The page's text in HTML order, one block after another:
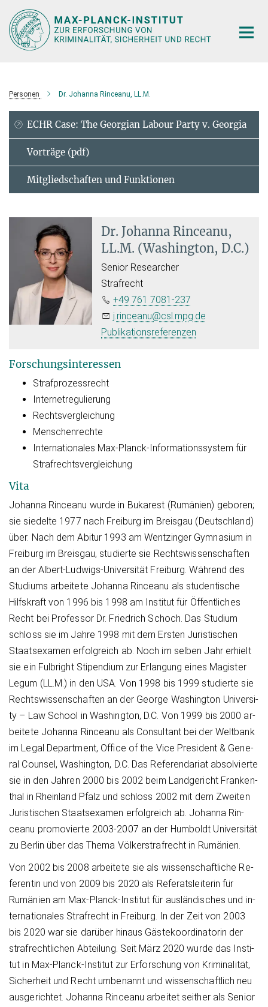
Hauptinhalt
Personen Dr. Johanna Rinceanu, LL.M.
ECHR Case: The Georgian Labour Party v. Georgia
Vorträge (pdf)
Mitgliedschaften und Funktionen
Dr. Johanna Rinceanu,
LL.M. (Washington, D.C.)
Senior Researcher
Strafrecht
+49 761 7081-237
j.rinceanu@csl.mpg.de
Publikationsreferenzen
Forschungsinteressen
Strafprozessrecht
Internetregulierung
Rechtsvergleichung
Menschenrechte
Internationales Max-Planck-Informationssystem für
Strafrechtsvergleichung
Vita
Jo­han­na Rin­cea­nu wur­de in Bu­ka­rest (Ru­mä­ni­en) ge­bo­ren;
sie sie­del­te 1977 nach Frei­burg im Breis­gau (Deutsch­land)
über. Nach dem Ab­itur 1993 am Went­zin­ger Gym­na­si­um in
Frei­burg im Breis­gau, stu­dier­te sie Rechts­wis­sen­schaf­ten
an der Al­bert-Lud­wigs-Uni­ver­si­tät Frei­burg. Wäh­rend des
Stu­di­ums ar­bei­te­te Jo­han­na Rin­cea­nu als stu­den­ti­sche
Hilfs­kraft von 1996 bis 1998 am In­sti­tut für Öf­fent­li­ches
Recht bei Pro­fes­sor Dr. Fried­rich Schoch. Das Stu­di­um
schloss sie im Jah­re 1998 mit dem Ers­ten Ju­ris­ti­schen
Staats­ex­amen er­folg­reich ab. Noch im sel­ben Jahr er­hielt
sie ein Ful­b­right Stipen­di­um zur Er­lan­gung ei­nes Ma­gis­ter
Le­gum (LL.M.) in den USA. Von 1998 bis 1999 stu­dier­te sie
Rechts­wis­sen­schaf­ten an der Ge­or­ge Wa­shing­ton Uni­ver­si­
ty – Law School in Wa­shing­ton, D.C. Von 1999 bis 2000 ar­
bei­te­te Jo­han­na Rin­cea­nu als Con­sul­tant bei der Welt­bank
im Le­gal De­part­ment, Of­fi­ce of the Vi­ce Pre­si­dent & Ge­ne­
ral Coun­sel, Washing­ton, D.C. Das Re­fe­ren­da­ri­at ab­sol­vier­te
sie in den Jah­ren 2000 bis 2002 beim Land­ge­richt Fran­ken­
thal in Rhein­land Pfalz und schloss 2002 mit dem Zwei­ten
Ju­ris­ti­schen Staats­ex­amen er­folg­reich ab. Jo­han­na Rin­
cea­nu pro­mo­vier­te 2003-2007 an der Hum­boldt Uni­ver­si­tät
zu Ber­lin über das The­ma Völ­ker­straf­recht in Ru­mä­ni­en.
Von 2002 bis 2008 ar­bei­te­te sie als wis­sen­schaft­li­che Re­
fe­ren­tin und von 2009 bis 2020 als Re­fe­rat­s­lei­te­rin für
Rumänien am Max-Planck-In­sti­tut für aus­län­di­sches und in­
ter­na­tio­na­les Straf­recht in Frei­burg. In der Zeit von 2003
bis 2020 war sie dar­über hin­aus Gäs­te­ko­or­di­na­to­rin der
straf­recht­li­chen Ab­tei­lung. Seit März 2020 wur­de das In­sti­
tut in Max-Planck-In­sti­tut zur Er­for­schung von Kri­mi­na­li­tät,
Si­cher­heit und Recht um­be­nannt und wis­sen­schaft­lich neu
aus­ge­rich­tet. Jo­han­na Rin­cea­nu ar­bei­tet seit­her als Se­ni­or